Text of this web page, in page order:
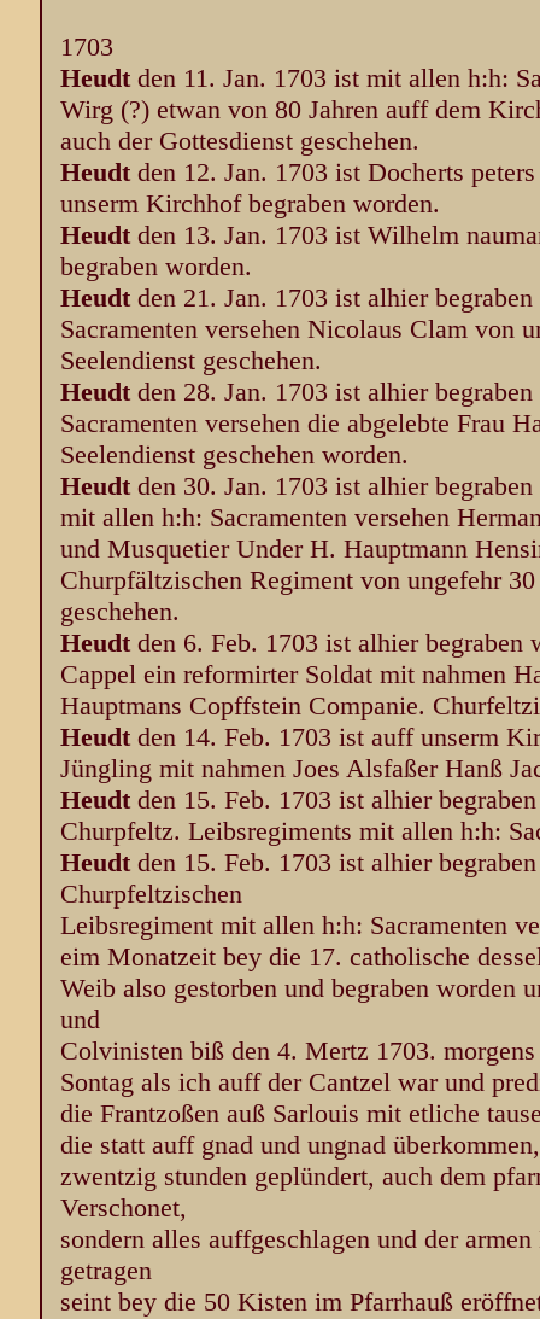
1703
Heudt den 11. Jan. 1703 ist mit allen h:h:
Wirg (?) etwan von 80 Jahren auff dem
auch der Gottesdienst geschehen.
Heudt den 12. Jan. 1703 ist Docherts
unserm Kirchhof begraben worden.
Heudt den 13. Jan. 1703 ist Wilhelm
begraben worden.
Heudt den 21. Jan. 1703 ist alhier
Sacramenten versehen Nicolaus Clam von
Seelendienst geschehen.
Heudt den 28. Jan. 1703 ist alhier
Sacramenten versehen die abgelebte Frau
Seelendienst geschehen worden.
Heudt den 30. Jan. 1703 ist alhier
mit allen h:h: Sacramenten versehen
und Musquetier Under H. Hauptmann
Churpfältzischen Regiment von ungefehr
geschehen.
Heudt den 6. Feb. 1703 ist alhier begraben
Cappel ein reformirter Soldat mit nahmen
Hauptmans Copffstein Companie.
Heudt den 14. Feb. 1703 ist auff unserm
Jüngling mit nahmen Joes Alsfaßer Hanß
Heudt den 15. Feb. 1703 ist alhier
Churpfeltz. Leibsregiments mit allen h:h:
Heudt den 15. Feb. 1703 ist alhier
Churpfeltzischen
Leibsregiment mit allen h:h: Sacramenten
eim Monatzeit bey die 17. catholische
Weib also gestorben und begraben worden
und
Colvinisten biß den 4. Mertz 1703.
Sontag als ich auff der Cantzel war und
die Frantzoßen auß Sarlouis mit etliche
die statt auff gnad und ungnad
zwentzig stunden geplündert, auch dem
Verschonet,
sondern alles auffgeschlagen und der
getragen
seint bey die 50 Kisten im Pfarrhauß